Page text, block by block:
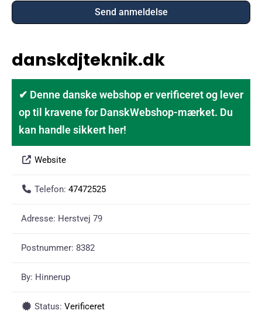
danskdjteknik.dk
✔ Denne danske webshop er verificeret og lever
op til kravene for DanskWebshop-mærket. Du
kan handle sikkert her!
Website
Telefon: 47472525
Adresse: Herstvej 79
Postnummer: 8382
By: Hinnerup
Status: Verificeret